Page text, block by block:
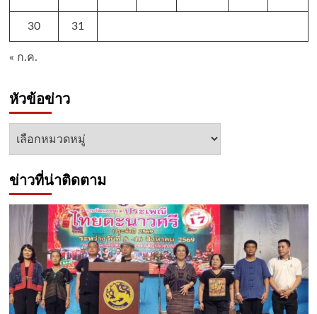
30 31
« ก.ค.
หัวข้อข่าว
หัวข้อ
ข่าวที่น่าติดตาม